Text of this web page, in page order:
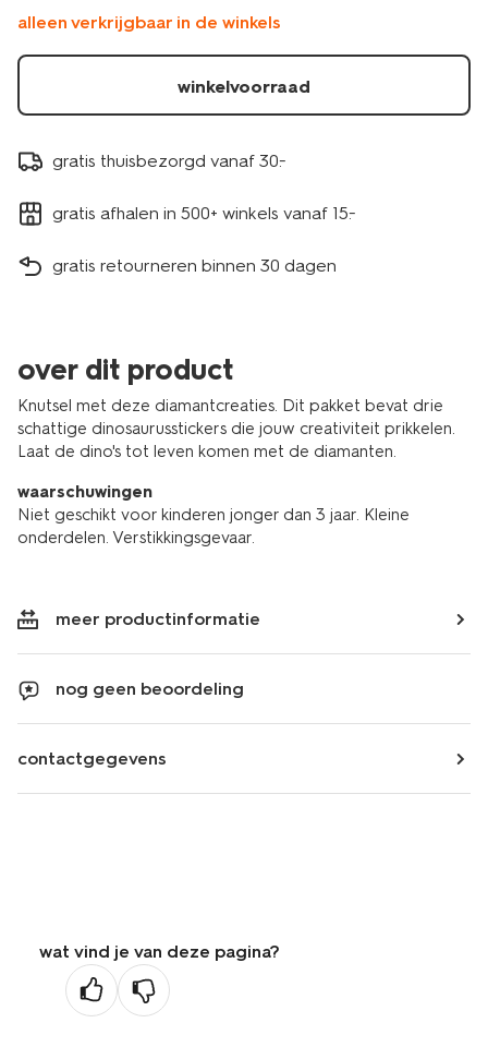
-3-
stuks-
15900360.html
alleen verkrijgbaar in de winkels
winkelvoorraad
gratis thuisbezorgd vanaf 30.-
gratis afhalen in 500+ winkels vanaf 15.-
gratis retourneren binnen 30 dagen
over dit product
Knutsel met deze diamantcreaties. Dit pakket bevat drie
schattige dinosaurusstickers die jouw creativiteit prikkelen.
Laat de dino's tot leven komen met de diamanten.
waarschuwingen
Niet geschikt voor kinderen jonger dan 3 jaar. Kleine
onderdelen. Verstikkingsgevaar.
meer productinformatie
nog geen beoordeling
contactgegevens
wat vind je van deze pagina?